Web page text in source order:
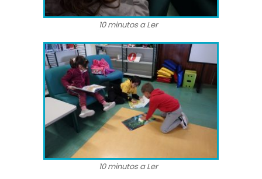
10 minutos a Ler
10 minutos a Ler